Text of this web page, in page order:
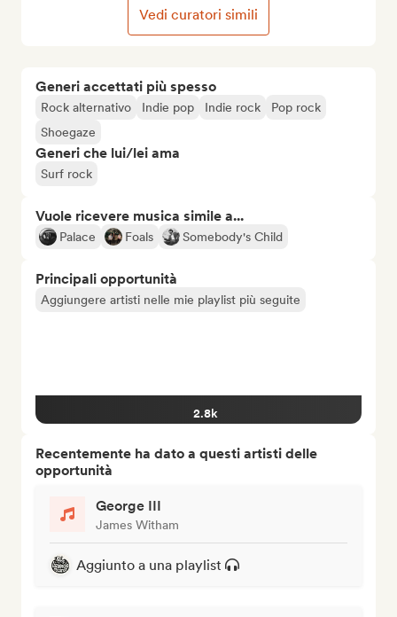
Generi accettati più spesso
Rock alternativo Indie pop Indie rock
Pop rock
Shoegaze
Generi che lui/lei ama
Surf rock
Vuole ricevere musica simile a...
Palace Foals Somebody's Child
Principali opportunità
Aggiungere artisti nelle mie playlist più seguite
2.8k
Recentemente ha dato a questi artisti delle
opportunità
George III
James Witham
Aggiunto a una playlist
Vedi curatori simili